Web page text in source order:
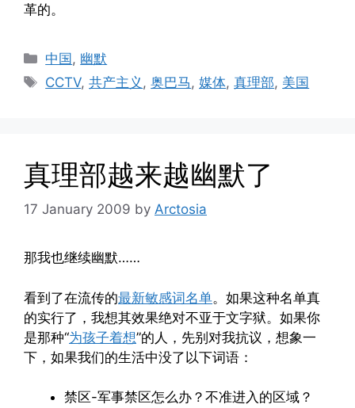
革的。
Categories
中国, 幽默
Tags
CCTV,共产主义 ,奥巴马 ,媒体,真理部, 美国
真理部越来越幽默了
17 January 2009 by Arctosia
那我也继续幽默……
看到了在流传的最新敏感词名单。如果这种名单真
的实行了，我想其效果绝对不亚于文字狱。如果你
是那种“为孩子着想”的人，先别对我抗议，想象一
下，如果我们的生活中没了以下词语：
禁区-军事禁区怎么办？不准进入的区域？